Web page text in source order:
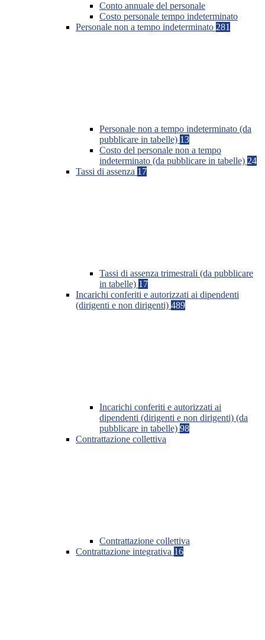
Conto annuale del personale
Costo personale tempo indeterminato
Personale non a tempo indeterminato 281
Personale non a tempo indeterminato (da
pubblicare in tabelle) 13
Costo del personale non a tempo
indeterminato (da pubblicare in tabelle) 24
Tassi di assenza 17
Tassi di assenza trimestrali (da pubblicare
in tabelle) 17
Incarichi conferiti e autorizzati ai dipendenti
(dirigenti e non dirigenti) 489
Incarichi conferiti e autorizzati ai
dipendenti (dirigenti e non dirigenti) (da
pubblicare in tabelle) 98
Contrattazione collettiva
Contrattazione collettiva
Contrattazione integrativa 16